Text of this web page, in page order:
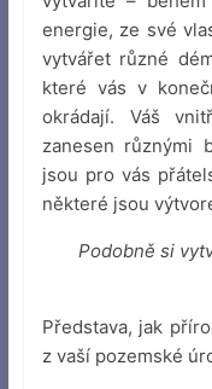
energie, ze své
vytvářet různé
které vás v
okrádají. Váš
zanesen různými
jsou pro vás
některé jsou
Podobně si
Představa, jak
z vaší pozemské